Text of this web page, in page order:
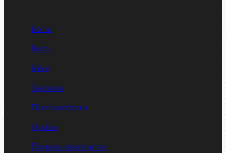
Болты
Винты
Гайки
Заклепки
Пресс-масленки
Пробки
Пружины тарельчатые